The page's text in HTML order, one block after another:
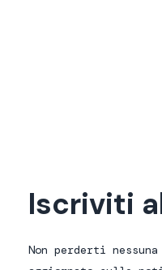
Iscriviti
Non perderti